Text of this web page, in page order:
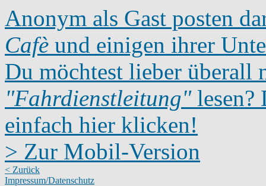
Anonym als Gast posten
Cafè und einigen ihrer
Du möchtest lieber überall
"Fahrdienstleitung"lesen?
einfach hier klicken!
> Zur Mobil-Version
< Zurück
Impressum/Datenschutz